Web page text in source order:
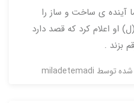
آینده ی ساخت و ساز را
اعلام کرد که قصد دارد
بزند .
شده توسط miladetemadi